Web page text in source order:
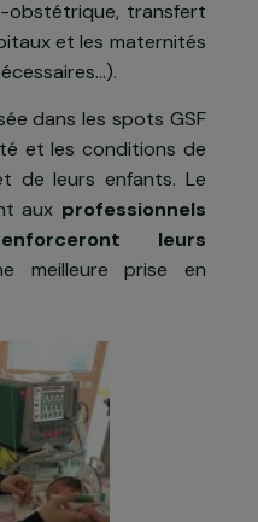
tutoriels, certificats
à la
de soin
psycho-social
de chaque
primaires, aide dans
facilitation de
obstétrique,
et les
nécessaires...).
dans les spots
santé et les conditions
et de leurs enfants.
aux